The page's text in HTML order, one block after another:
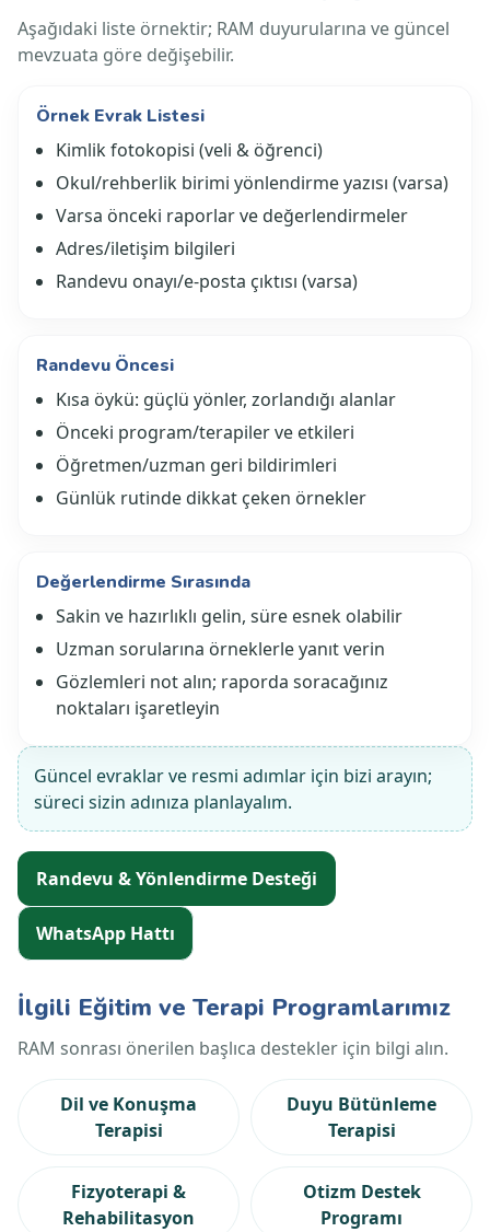
Aşağıdaki liste örnektir; RAM duyurularına ve güncel
mevzuata göre değişebilir.
Örnek Evrak Listesi
Kimlik fotokopisi (veli & öğrenci)
Okul/rehberlik birimi yönlendirme yazısı (varsa)
Varsa önceki raporlar ve değerlendirmeler
Adres/iletişim bilgileri
Randevu onayı/e-posta çıktısı (varsa)
Randevu Öncesi
Kısa öykü: güçlü yönler, zorlandığı alanlar
Önceki program/terapiler ve etkileri
Öğretmen/uzman geri bildirimleri
Günlük rutinde dikkat çeken örnekler
Değerlendirme Sırasında
Sakin ve hazırlıklı gelin, süre esnek olabilir
Uzman sorularına örneklerle yanıt verin
Gözlemleri not alın; raporda soracağınız
noktaları işaretleyin
Güncel evraklar ve resmi adımlar için bizi arayın;
süreci sizin adınıza planlayalım.
Randevu & Yönlendirme Desteği
WhatsApp Hattı
İlgili Eğitim ve Terapi Programlarımız
RAM sonrası önerilen başlıca destekler için bilgi alın.
Dil ve Konuşma
Terapisi
Duyu Bütünleme
Terapisi
Fizyoterapi &
Rehabilitasyon
Otizm Destek
Programı